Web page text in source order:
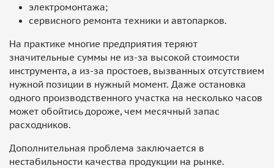
электромонтажа;
сервисного ремонта техники и автопарков.
На практике многие предприятия теряют
значительные суммы не из-за высокой стоимости
инструмента, а из-за простоев, вызванных отсутствием
нужной позиции в нужный момент. Даже остановка
одного производственного участка на несколько часов
может обойтись дороже, чем месячный запас
расходников.
Дополнительная проблема заключается в
нестабильности качества продукции на рынке.